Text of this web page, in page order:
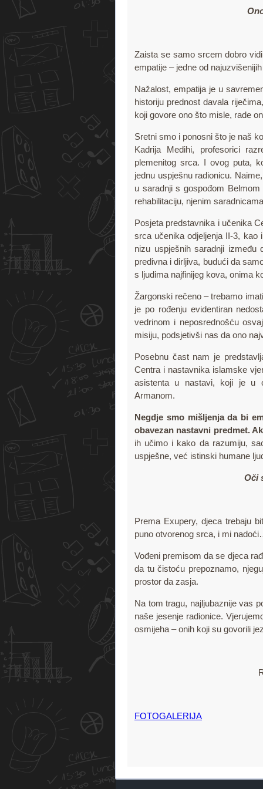
Zaista se samo srcem dobro
empatije – jedne od
Nažalost, empatija je u
historiju prednost davala
koji govore ono što misle, rade
Sretni smo i ponosni što je naš
Kadrija Medihi, profesorici
plemenitog srca. I ovog puta,
jednu uspješnu radionicu.
u saradnji s gospođom
rehabilitaciju, njenim
Posjeta predstavnika i učenika
srca učenika odjeljenja II-3, kao
nizu uspješnih saradnji
predivna i dirljiva, budući da
s ljudima najfinijeg kova, onima
Žargonski rečeno – trebamo
je po rođenju evidentiran
vedrinom i neposrednošću
misiju, podsjetivši nas da ono
Posebnu čast nam je
Centra i nastavnika islamske
asistenta u nastavi, koji je u
Armanom.
Negdje smo mišljenja da bi
obavezan nastavni predmet.
ih učimo i kako da razumiju,
uspješne, već istinski humane
Oči
Prema Exupery, djeca trebaju
puno otvorenog srca, i mi
Vođeni premisom da se djeca
da tu čistoću prepoznamo,
prostor da zasja.
Na tom tragu, najljubaznije vas
naše jesenje radionice.
osmijeha – onih koji su govorili
FOTOGALERIJA